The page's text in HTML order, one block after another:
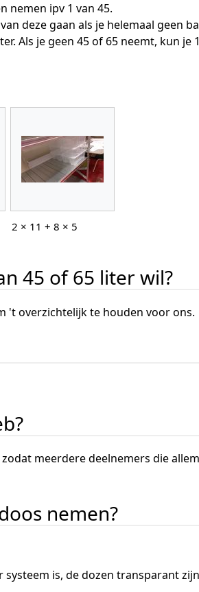
nemen ipv 1 van 45.
deze gaan als je helemaal geen
Als je geen 45 of 65 neemt, kun je
2 × 11 + 8 × 5
45 of 65 liter wil?
't overzichtelijk te houden voor ons.
meerdere deelnemers die
nemen?
is, de dozen transparant